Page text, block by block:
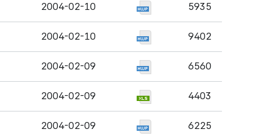
2004-02-10 5935
2004-02-10 9402
2004-02-09 6560
2004-02-09 4403
2004-02-09 6225